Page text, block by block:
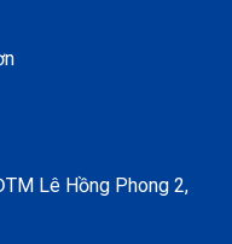
Lê Hồng Phong 2,